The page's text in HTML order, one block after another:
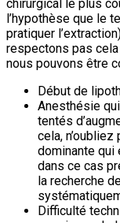
chirurgical le plus
l’hypothèse que le
pratiquer
respectons pas
nous pouvons être
Début de
Anesthésie
tentés
cela,
dominante
dans ce cas
la recherche
Difficulté